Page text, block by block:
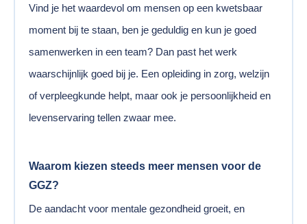
Vind je het waardevol om mensen op een kwetsbaar
moment bij te staan, ben je geduldig en kun je goed
samenwerken in een team? Dan past het werk
waarschijnlijk goed bij je. Een opleiding in zorg, welzijn
of verpleegkunde helpt, maar ook je persoonlijkheid en
levenservaring tellen zwaar mee.
Waarom kiezen steeds meer mensen voor de
GGZ?
De aandacht voor mentale gezondheid groeit, en